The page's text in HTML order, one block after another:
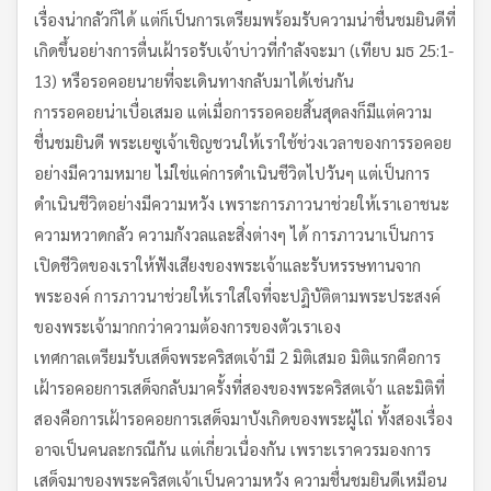
เรื่องน่ากลัวก็ได้ แต่ก็เป็นการเตรียมพร้อมรับความน่าชื่นชมยินดีที่
เกิดขึ้นอย่างการตื่นเฝ้ารอรับเจ้าบ่าวที่กำลังจะมา (เทียบ มธ 25:1-
13) หรือรอคอยนายที่จะเดินทางกลับมาได้เช่นกัน
การรอคอยน่าเบื่อเสมอ แต่เมื่อการรอคอยสิ้นสุดลงก็มีแต่ความ
ชื่นชมยินดี พระเยซูเจ้าเชิญชวนให้เราใช้ช่วงเวลาของการรอคอย
อย่างมีความหมาย ไม่ใช่แค่การดำเนินชีวิตไปวันๆ แต่เป็นการ
ดำเนินชีวิตอย่างมีความหวัง เพราะการภาวนาช่วยให้เราเอาชนะ
ความหวาดกลัว ความกังวลและสิ่งต่างๆ ได้ การภาวนาเป็นการ
เปิดชีวิตของเราให้ฟังเสียงของพระเจ้าและรับหรรษทานจาก
พระองค์ การภาวนาช่วยให้เราใส่ใจที่จะปฏิบัติตามพระประสงค์
ของพระเจ้ามากกว่าความต้องการของตัวเราเอง
เทศกาลเตรียมรับเสด็จพระคริสตเจ้ามี 2 มิติเสมอ มิติแรกคือการ
เฝ้ารอคอยการเสด็จกลับมาครั้งที่สองของพระคริสตเจ้า และมิติที่
สองคือการเฝ้ารอคอยการเสด็จมาบังเกิดของพระผู้ไถ่ ทั้งสองเรื่อง
อาจเป็นคนละกรณีกัน แต่เกี่ยวเนื่องกัน เพราะเราควรมองการ
เสด็จมาของพระคริสตเจ้าเป็นความหวัง ความชื่นชมยินดีเหมือน